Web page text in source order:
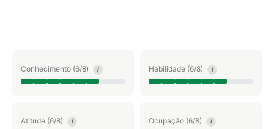
Conhecimento (6/8) i Habilidade (6/8) i
Atitude (6/8) i Ocupação (6/8) i